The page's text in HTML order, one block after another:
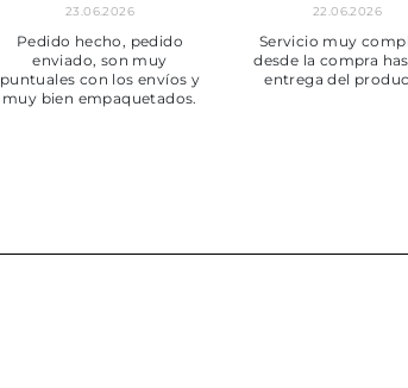
23.06.2026
Pedido hecho, pedido
enviado, son muy
puntuales con los envíos y
muy bien empaquetados.
22.06.2026
Servicio muy
desde la compra
entrega del